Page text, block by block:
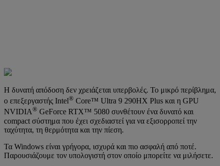
Η δυνατή απόδοση δεν χρειάζεται υπερβολές. Το μικρό περίβλημα,
ο επεξεργαστής Intel® Core™ Ultra 9 290HX Plus και η GPU
NVIDIA® GeForce RTX™ 5080 συνθέτουν ένα δυνατό και
compact σύστημα που έχει σχεδιαστεί για να εξισορροπεί την
ταχύτητα, τη θερμότητα και την πίεση.
Τα Windows είναι γρήγορα, ισχυρά και πιο ασφαλή από ποτέ.
Παρουσιάζουμε τον υπολογιστή στον οποίο μπορείτε να μιλήσετε.